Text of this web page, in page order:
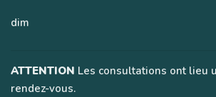
dim
ATTENTION Les consultations ont lieu
rendez-vous.